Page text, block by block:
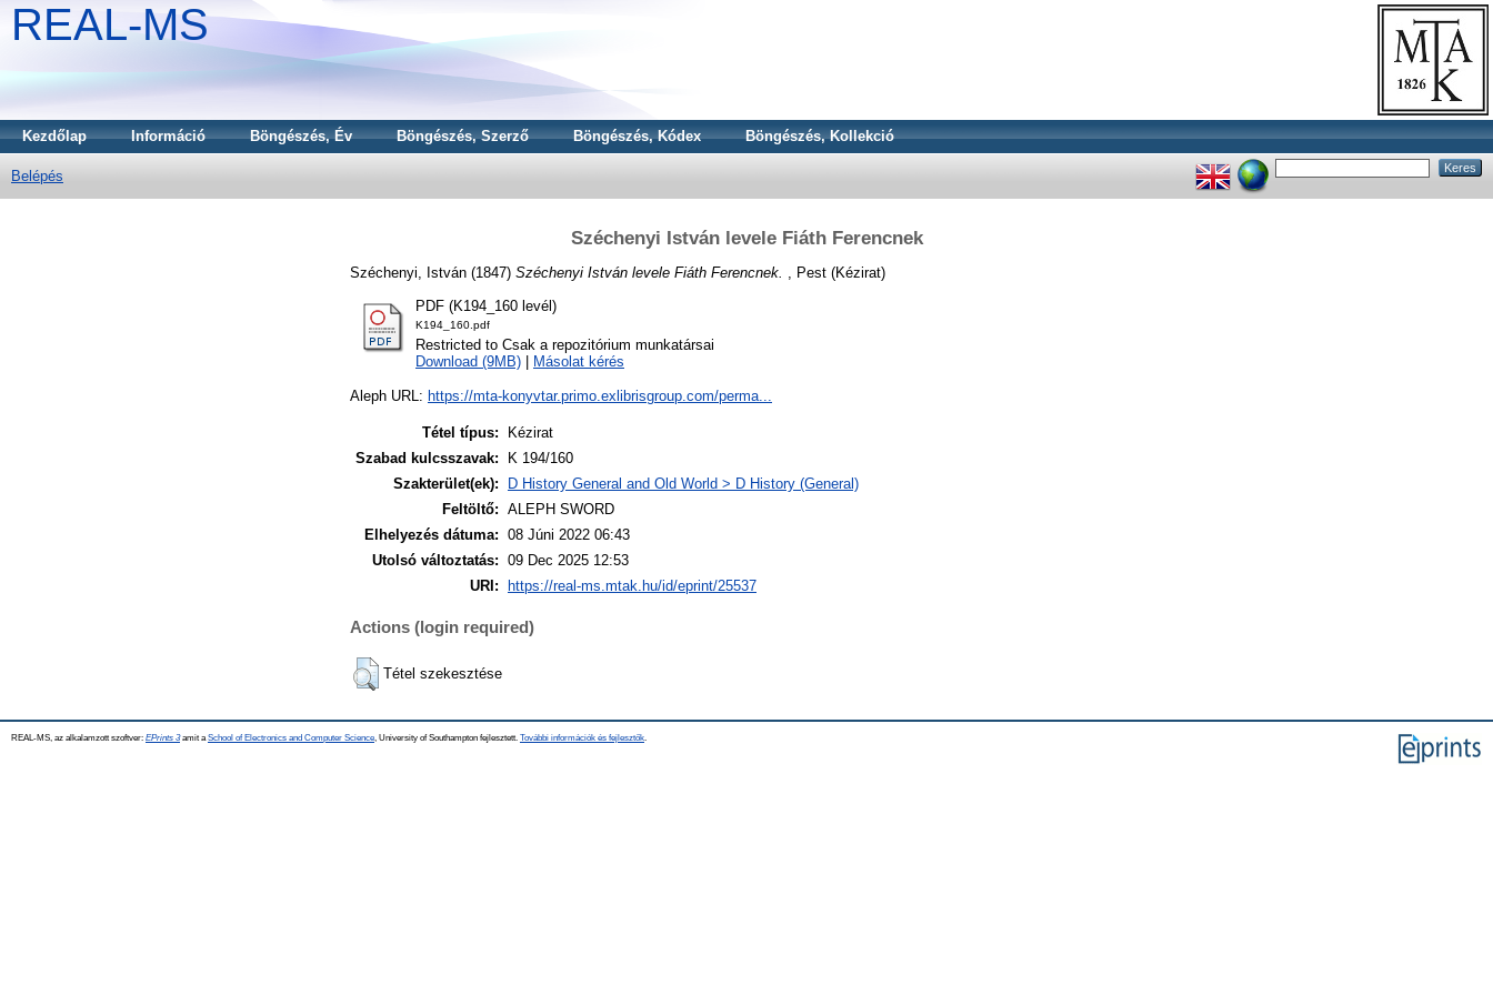
REAL-MS
Kezdőlap Információ Böngészés, Év Böngészés, Szerző Böngészés, Kódex Böngészés, Kollekció
Belépés
Széchenyi István levele Fiáth Ferencnek
Széchenyi, István (1847) Széchenyi István levele Fiáth Ferencnek. , Pest (Kézirat)
PDF (K194_160 levél)
K194_160.pdf
Restricted to Csak a repozitórium munkatársai
Download (9MB)
Másolat kérés
Aleph URL: https://mta-konyvtar.primo.exlibrisgroup.com/perma...
Tétel típus:
Kézirat
Szabad kulcsszavak:
K 194/160
Szakterület(ek):
D History General and Old World > D History (General)
Feltöltő: ALEPH SWORD
Elhelyezés dátuma: 08 Júni 2022 06:43
Utolsó változtatás: 09 Dec 2025 12:53
URI:
https://real-ms.mtak.hu/id/eprint/25537
Actions (login required)
Tétel szekesztése
REAL-MS, az alkalamzott szoftver: EPrints 3amit a School of Electronics and Computer Science , University of Southampton fejlesztett. További információk és fejlesztők